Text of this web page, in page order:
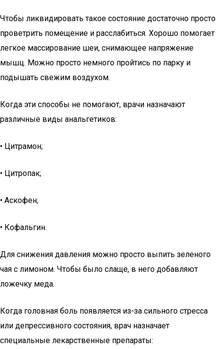
Чтобы ликвидировать такое состояние достаточно просто
проветрить помещение и расслабиться. Хорошо помогает
легкое массирование шеи, снимающее напряжение
мышц. Можно просто немного пройтись по парку и
подышать свежим воздухом.
Когда эти способы не помогают, врачи назначают
различные виды анальгетиков:
• Цитрамон;
• Цитропак;
• Аскофен;
• Кофальгин.
Для снижения давления можно просто выпить зеленого
чая с лимоном. Чтобы было слаще, в него добавляют
ложечку меда.
Когда головная боль появляется из-за сильного стресса
или депрессивного состояния, врач назначает
специальные лекарственные препараты: